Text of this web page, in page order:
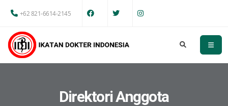
+62 821-6614-2145
Direktori Anggota